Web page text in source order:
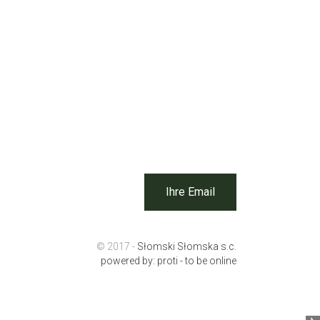
Ihre Email
© 2017 - Słomski Słomska s.c.
powered by: proti - to be online